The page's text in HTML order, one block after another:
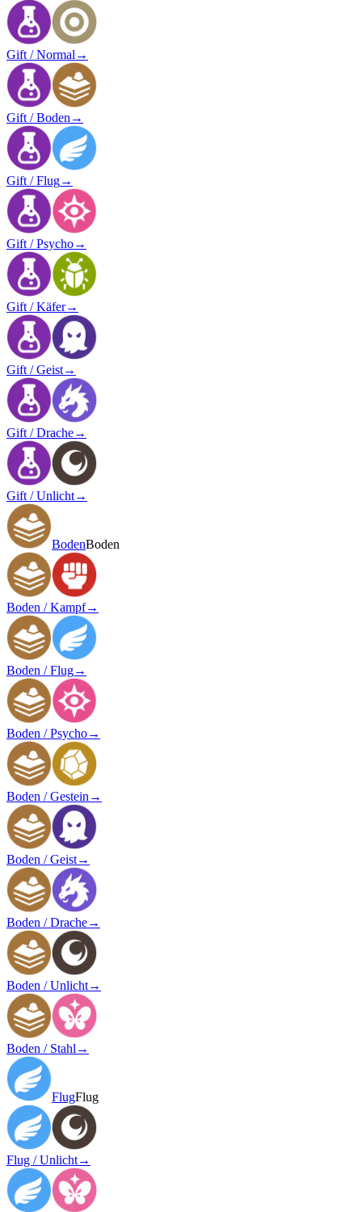
Gift / Normal →
Gift / Boden →
Gift / Flug→
Gift / Psycho→
Gift / Käfer→
Gift / Geist→
Gift / Drache→
Gift / Unlicht→
BodenBoden
Boden / Kampf→
Boden / Flug→
Boden / Psycho→
Boden / Gestein →
Boden / Geist→
Boden / Drache→
Boden / Unlicht→
Boden / Stahl →
FlugFlug
Flug / Unlicht→